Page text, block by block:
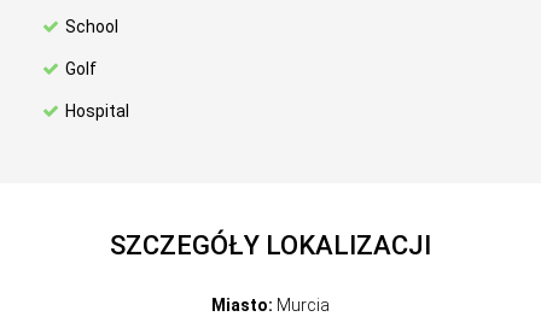
School
Golf
Hospital
SZCZEGÓŁY LOKALIZACJI
Miasto: Murcia